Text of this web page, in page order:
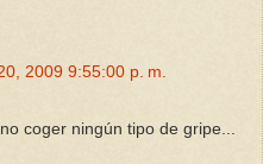
2009 9:55:00 p. m.
coger ningún tipo de gripe...